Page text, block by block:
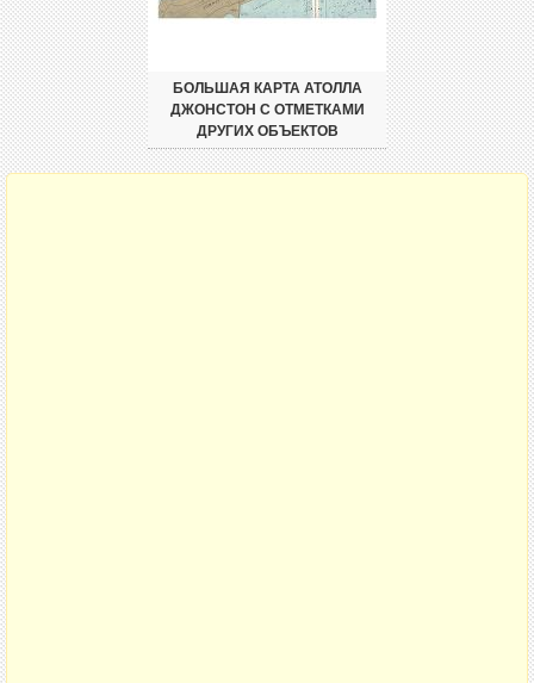
БОЛЬШАЯ КАРТА АТОЛЛА
ДЖОНСТОН С ОТМЕТКАМИ
ДРУГИХ ОБЪЕКТОВ